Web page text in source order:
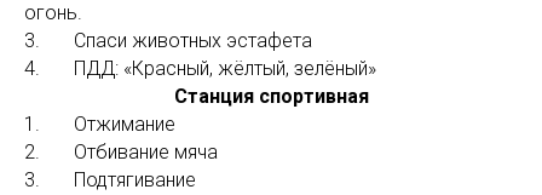
огонь.
3. Спаси животных эстафета
4. ПДД: «Красный, жёлтый, зелёный»
Станция спортивная
1. Отжимание
2. Отбивание мяча
3. Подтягивание